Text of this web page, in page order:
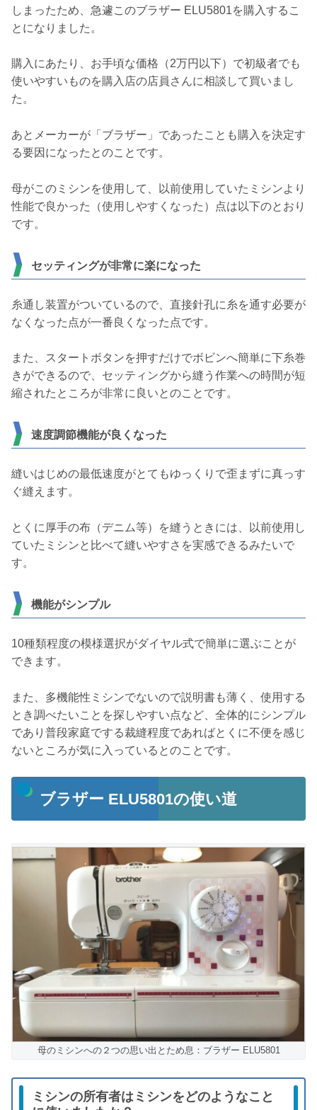
しまったため、急遽このブラザー ELU5801を購入するこ
とになりました。
購入にあたり、お手頃な価格（2万円以下）で初級者でも
使いやすいものを購入店の店員さんに相談して買いまし
た。
あとメーカーが「ブラザー」であったことも購入を決定す
る要因になったとのことです。
母がこのミシンを使用して、以前使用していたミシンより
性能で良かった（使用しやすくなった）点は以下のとおり
です。
セッティングが非常に楽になった
糸通し装置がついているので、直接針孔に糸を通す必要が
なくなった点が一番良くなった点です。
また、スタートボタンを押すだけでボビンへ簡単に下糸巻
きができるので、セッティングから縫う作業への時間が短
縮されたところが非常に良いとのことです。
速度調節機能が良くなった
縫いはじめの最低速度がとてもゆっくりで歪まずに真っす
ぐ縫えます。
とくに厚手の布（デニム等）を縫うときには、以前使用し
ていたミシンと比べて縫いやすさを実感できるみたいで
す。
機能がシンプル
10種類程度の模様選択がダイヤル式で簡単に選ぶことが
できます。
また、多機能性ミシンでないので説明書も薄く、使用する
とき調べたいことを探しやすい点など、全体的にシンプル
であり普段家庭でする裁縫程度であればとくに不便を感じ
ないところが気に入っているとのことです。
ブラザー ELU5801の使い道
母のミシンへの２つの思い出とため息：ブラザー ELU5801
ミシンの所有者はミシンをどのようなこと